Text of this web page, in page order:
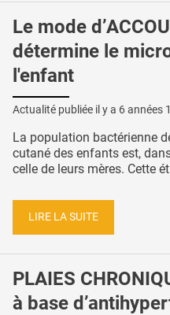
Le mode
détermine le
l'enfant
Actualité publiée il y a 6 années
La population bactérienne
cutané des enfants est,
celle de leurs mères. Cette
LIRE LA SUITE
PLAIES
à base